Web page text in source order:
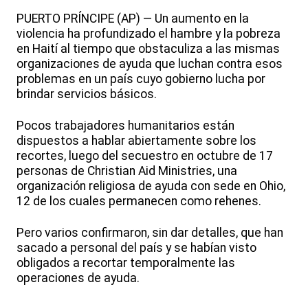
PUERTO PRÍNCIPE (AP) — Un aumento en la
violencia ha profundizado el hambre y la pobreza
en Haití al tiempo que obstaculiza a las mismas
organizaciones de ayuda que luchan contra esos
problemas en un país cuyo gobierno lucha por
brindar servicios básicos.
Pocos trabajadores humanitarios están
dispuestos a hablar abiertamente sobre los
recortes, luego del secuestro en octubre de 17
personas de Christian Aid Ministries, una
organización religiosa de ayuda con sede en Ohio,
12 de los cuales permanecen como rehenes.
Pero varios confirmaron, sin dar detalles, que han
sacado a personal del país y se habían visto
obligados a recortar temporalmente las
operaciones de ayuda.